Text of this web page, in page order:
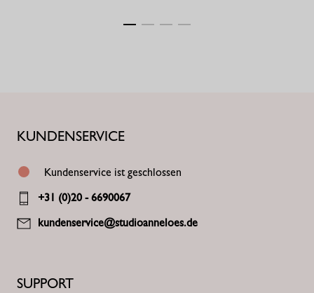
SUPPORT
KUNDENSERVICE
Kundenservice ist geschlossen
+31 (0)20 - 6690067
kundenservice@studioanneloes.de